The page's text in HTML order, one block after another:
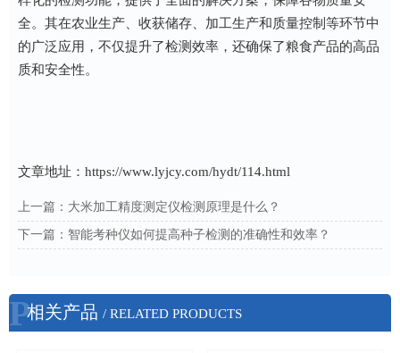
全。其在农业生产、收获储存、加工生产和质量控制等环节中
的广泛应用，不仅提升了检测效率，还确保了粮食产品的高品
质和安全性。
文章地址： https://www.lyjcy.com/hydt/114.html
上一篇： 大米加工精度测定仪检测原理是什么？
下一篇： 智能考种仪如何提高种子检测的准确性和效率？
P相关产品 / RELATED PRODUCTS